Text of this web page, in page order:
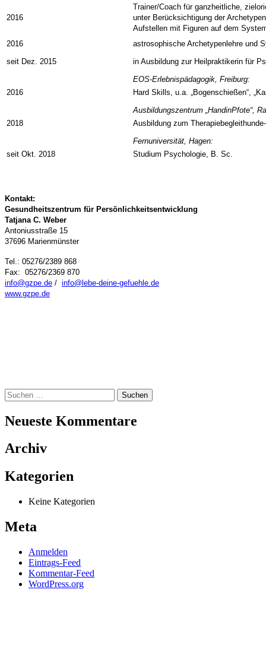
2016
Trainer/Coach für ganzheitliche,
unter Berücksichtigung der
Aufstellen mit Figuren auf dem
2016
astrosophische Archetypenlehre und
seit Dez. 2015
in Ausbildung zur Heilpraktikerin für
EOS-Erlebnispädagogik, Freiburg:
2016
Hard Skills, u.a. „Bogenschießen“,
Ausbildungszentrum „HandinPfote“,
2018
Ausbildung zum
Fernuniversität, Hagen:
seit Okt. 2018
Studium Psychologie, B. Sc.
Kontakt:
Gesundheitszentrum für Persönlichkeitsentwicklung
Tatjana C. Weber
Antoniusstraße 15
37696 Marienmünster
Tel.: 05276/2389 868
Fax: 05276/2369 870
info@gzpe.de / info@lebe-deine-gefuehle.de
www.gzpe.de
Suchen
nach:
Neueste Kommentare
Archiv
Kategorien
Keine Kategorien
Meta
Anmelden
Eintrags-Feed
Kommentar-Feed
WordPress.org